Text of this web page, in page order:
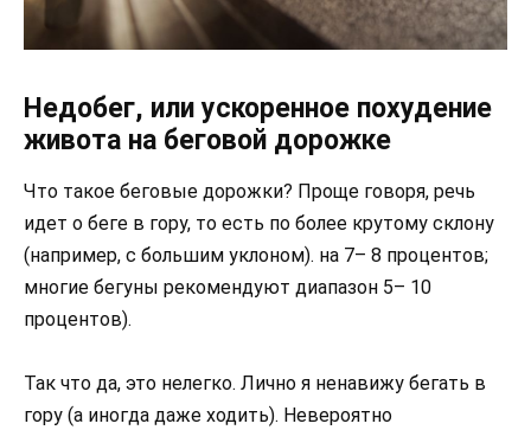
Недобег, или ускоренное похудение
живота на беговой дорожке
Что такое беговые дорожки? Проще говоря, речь
идет о беге в гору, то есть по более крутому склону
(например, с большим уклоном). на 7– 8 процентов;
многие бегуны рекомендуют диапазон 5– 10
процентов).
Так что да, это нелегко. Лично я ненавижу бегать в
гору (а иногда даже ходить). Невероятно